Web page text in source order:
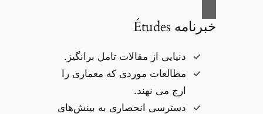
خبرنامه Études
دنیایی از مقالات تامل برانگیز.
مطالعات موردی که معماری را
ارج می نهند.
دسترسی انحصاری به بینش‌های